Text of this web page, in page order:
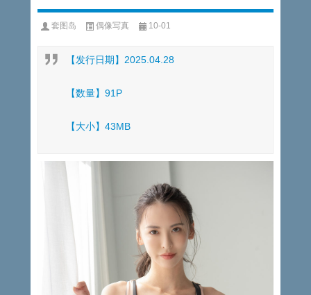
套图岛 偶像写真 10-01
【发行日期】2025.04.28
【数量】91P
【大小】43MB